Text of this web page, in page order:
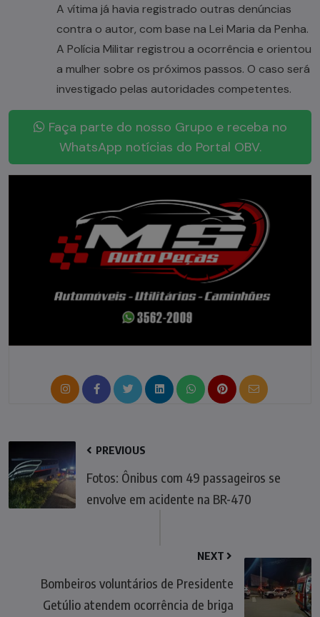
A vítima já havia registrado outras denúncias
contra o autor, com base na Lei Maria da Penha.
A Polícia Militar registrou a ocorrência e orientou
a mulher sobre os próximos passos. O caso será
investigado pelas autoridades competentes.
Faça parte do nosso Grupo e receba no
WhatsApp notícias do Portal OBV.
PREVIOUS
Fotos: Ônibus com 49 passageiros se
envolve em acidente na BR-470
NEXT
Bombeiros voluntários de Presidente
Getúlio atendem ocorrência de briga